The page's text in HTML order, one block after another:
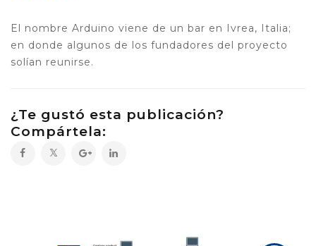
El nombre Arduino viene de un bar en Ivrea, Italia;
en donde algunos de los fundadores del proyecto
solían reunirse.
¿Te gustó esta publicación?
Compártela: